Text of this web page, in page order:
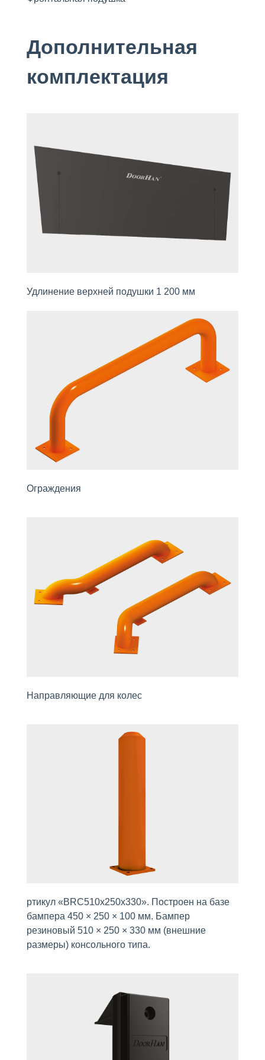
Дополнительная
комплектация
Удлинение верхней подушки 1 200 мм
Ограждения
Направляющие для колес
ртикул «BRC510х250х330». Построен на базе
бампера 450 × 250 × 100 мм. Бампер
резиновый 510 × 250 × 330 мм (внешние
размеры) консольного типа.